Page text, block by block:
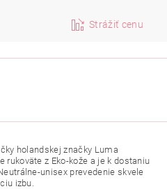
Strážiť cenu
holandskej značky Luma
rukoväte z Eko-kože a je k dostaniu
unisex prevedenie skvele
izbu.